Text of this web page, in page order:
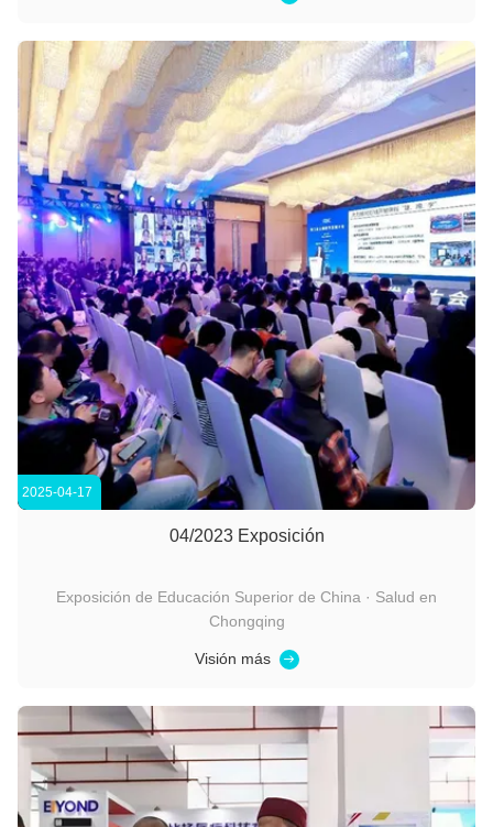
2025-04-17
04/2023 Exposición
Exposición de Educación Superior de China · Salud en
Chongqing
Visión más